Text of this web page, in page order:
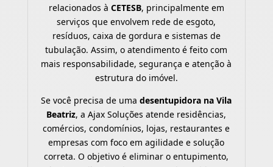
relacionados à CETESB, principalmente em
serviços que envolvem rede de esgoto,
resíduos, caixa de gordura e sistemas de
tubulação. Assim, o atendimento é feito com
mais responsabilidade, segurança e atenção à
estrutura do imóvel.
Se você precisa de umadesentupidora na Vila
Beatriz, a Ajax Soluções atende residências,
comércios, condomínios, lojas, restaurantes e
empresas com foco em agilidade e solução
correta. O objetivo é eliminar o entupimento,